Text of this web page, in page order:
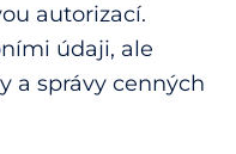
autorizací.
údaji, ale
a správy cenných